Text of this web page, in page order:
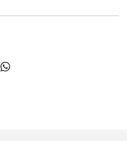
en mailen linkedin
para compartir en twitter
para compartir en facebook
Abrir ventana para compartir en